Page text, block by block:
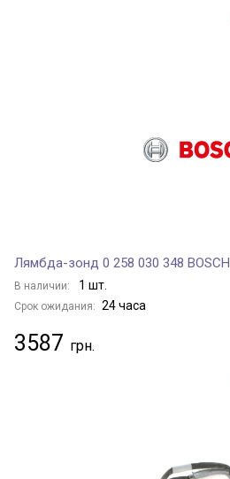
Лямбда-зонд 0 258 030 348 BOSCH
В наличии: 1 шт.
Срок ожидания: 24 часа
3587